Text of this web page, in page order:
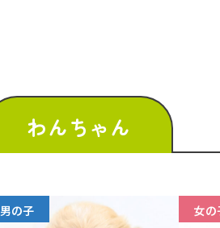
わんちゃん
男の子 女の